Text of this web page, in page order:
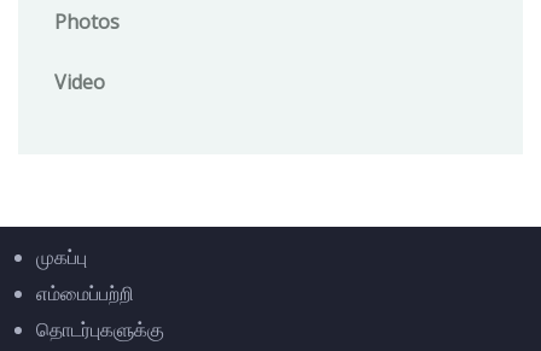
Photos
Video
முகப்பு
எம்மைப்பற்றி
தொடர்புகளுக்கு